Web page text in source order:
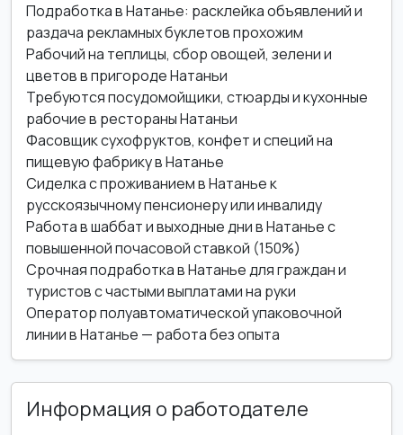
Подработка в Натанье: расклейка объявлений и
раздача рекламных буклетов прохожим
Рабочий на теплицы, сбор овощей, зелени и
цветов в пригороде Натаньи
Требуются посудомойщики, стюарды и кухонные
рабочие в рестораны Натаньи
Фасовщик сухофруктов, конфет и специй на
пищевую фабрику в Натанье
Сиделка с проживанием в Натанье к
русскоязычному пенсионеру или инвалиду
Работа в шаббат и выходные дни в Натанье с
повышенной почасовой ставкой (150%)
Срочная подработка в Натанье для граждан и
туристов с частыми выплатами на руки
Оператор полуавтоматической упаковочной
линии в Натанье — работа без опыта
Информация о работодателе